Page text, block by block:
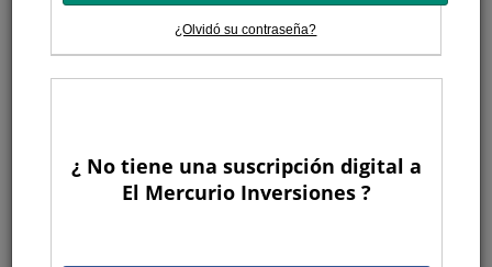
¿Olvidó su contraseña?
¿ No tiene una suscripción digital a
El Mercurio Inversiones ?